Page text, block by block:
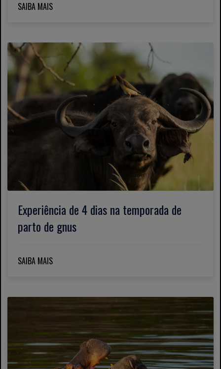
SAIBA MAIS
Experiência de 4 dias na temporada de
parto de gnus
SAIBA MAIS